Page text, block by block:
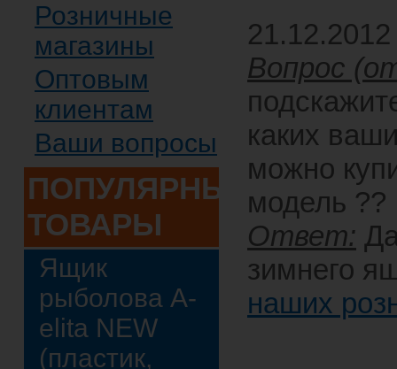
Розничные
магазины
Оптовым
клиентам
Ваши вопросы
ПОПУЛЯРНЫЕ
ТОВАРЫ
Ящик
рыболова A-
elita NEW
(пластик,
Вопрос
каких
можно
модель ??
Ответ:
зимнего
наших